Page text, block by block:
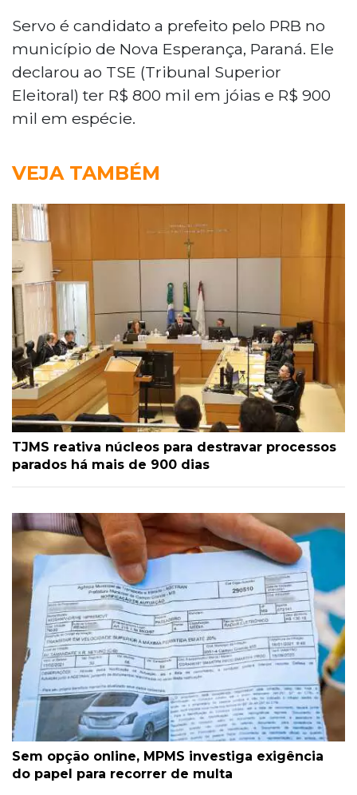
Servo é candidato a prefeito pelo PRB no
município de Nova Esperança, Paraná. Ele
declarou ao TSE (Tribunal Superior
Eleitoral) ter R$ 800 mil em jóias e R$ 900
mil em espécie.
VEJA TAMBÉM
TJMS reativa núcleos para destravar processos
parados há mais de 900 dias
Sem opção online, MPMS investiga exigência
do papel para recorrer de multa